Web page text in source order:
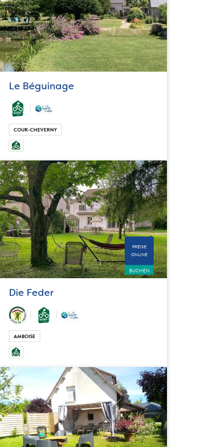
Le Béguinage
COUR-CHEVERNY
PREISE
ONLINE
BUCHEN
Die Feder
AMBOISE